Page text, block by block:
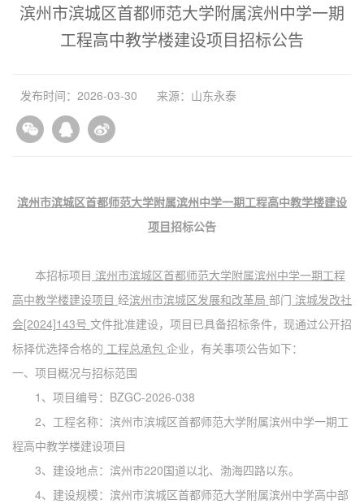
滨州市滨城区首都师范大学附属滨州中学一期
工程高中教学楼建设项目招标公告
发布时间：2026-03-30 来源：山东永泰
滨州市滨城区首都师范大学附属滨州中学一期工程高中教学楼建设
项目招标公告
本招标项目 滨州市滨城区首都师范大学附属滨州中学一期工程
高中教学楼建设项目 经滨州市滨城区发展和改革局 部门 滨城发改社
会[2024]143号 文件批准建设，项目已具备招标条件，现通过公开招
标择优选择合格的 工程总承包 企业，有关事项公告如下：
一、项目概况与招标范围
1、项目编号：BZGC-2026-038
2、工程名称：滨州市滨城区首都师范大学附属滨州中学一期工
程高中教学楼建设项目
3、建设地点：滨州市220国道以北、渤海四路以东。
4、建设规模：滨州市滨城区首都师范大学附属滨州中学高中部